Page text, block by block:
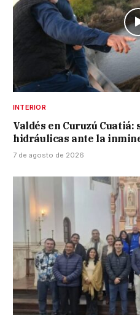
INTERIOR
Valdés en Curuzú
hidráulicas ante la
7 de agosto de 2026